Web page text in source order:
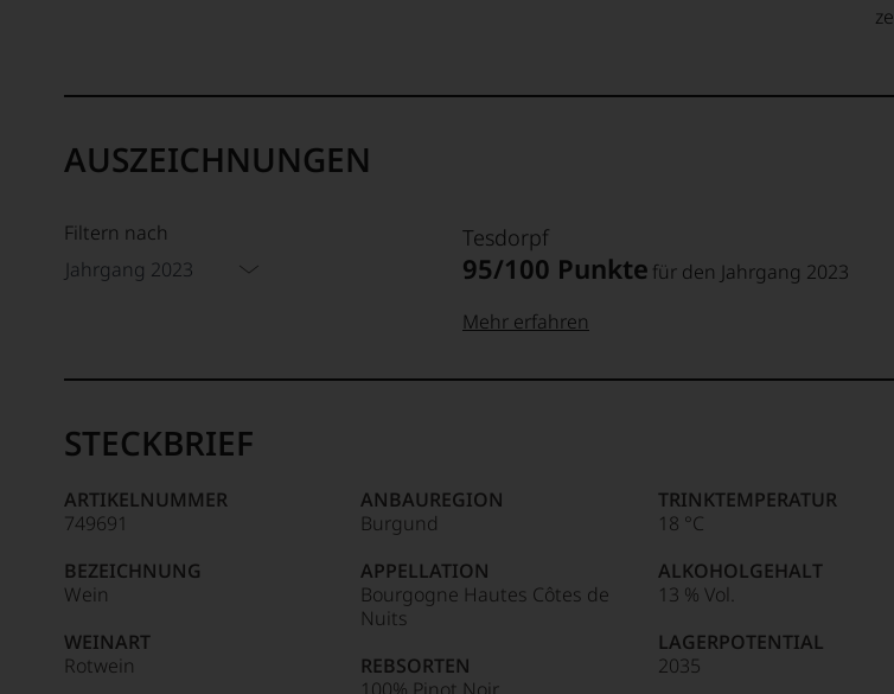
AUSZEICHNUNGEN
Filtern nach
Jahrgang 2023
Tesdorpf
95/100 Punkte für den Jahrgang 2023
99–100 Punkte:
85–89 Punkte:
Tesdorpf
für
Wine«,
für
die
Weine
der
Mehr erfahren
STECKBRIEF
ARTIKELNUMMER
749691
BEZEICHNUNG
Wein
WEINART
Rotwein
ANBAUREGION
Burgund
APPELLATION
Bourgogne Hautes Côtes de
Nuits
REBSORTEN
TRINKTEMPERATUR
18 °C
ALKOHOLGEHALT
13 % Vol.
LAGERPOTENTIAL
2035